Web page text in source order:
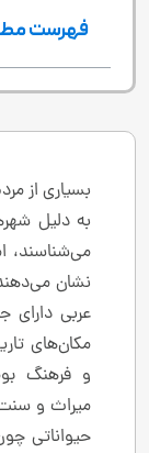
فهرست
بسیاری از
به دلیل
می‌شناسند،
نشان
عربی دارای
مکان‌های
و فرهنگ
میراث و
حیواناتی